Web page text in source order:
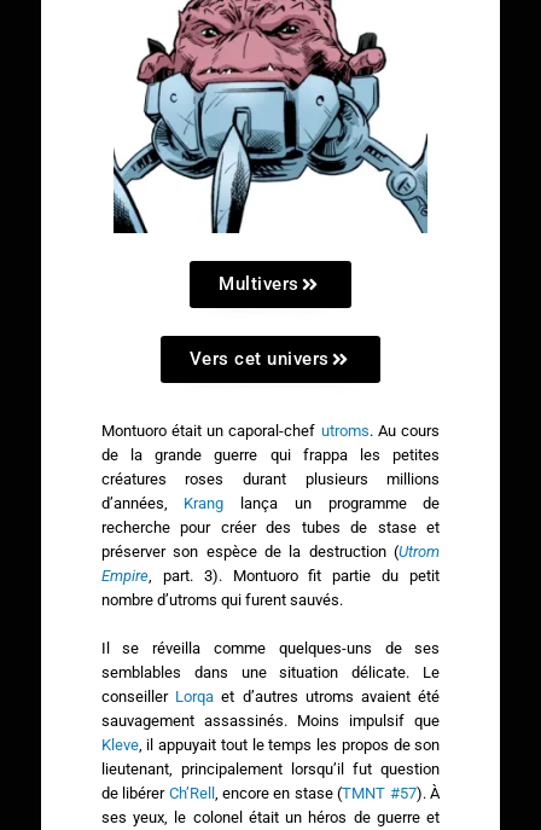
Multivers
Vers cet univers
Montuoro était un caporal-chef utroms. Au cours
de la grande guerre qui frappa les petites
créatures roses durant plusieurs millions
d’années, Krang lança un programme de
recherche pour créer des tubes de stase et
préserver son espèce de la destruction (Utrom
Empire, part. 3). Montuoro fit partie du petit
nombre d’utroms qui furent sauvés.
Il se réveilla comme quelques-uns de ses
semblables dans une situation délicate. Le
conseiller Lorqaet d’autres utroms avaient été
sauvagement assassinés. Moins impulsif que
Kleve, il appuyait tout le temps les propos de son
lieutenant, principalement lorsqu’il fut question
de libérer Ch’Rell, encore en stase (TMNT #57). À
ses yeux, le colonel était un héros de guerre et